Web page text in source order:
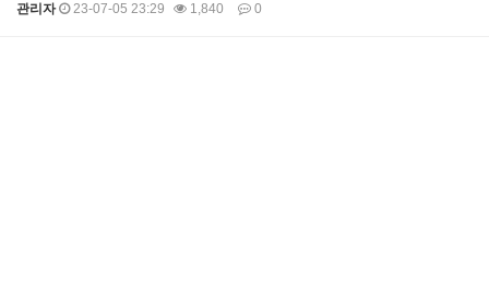
관리자 23-07-05 23:29 1,840 0